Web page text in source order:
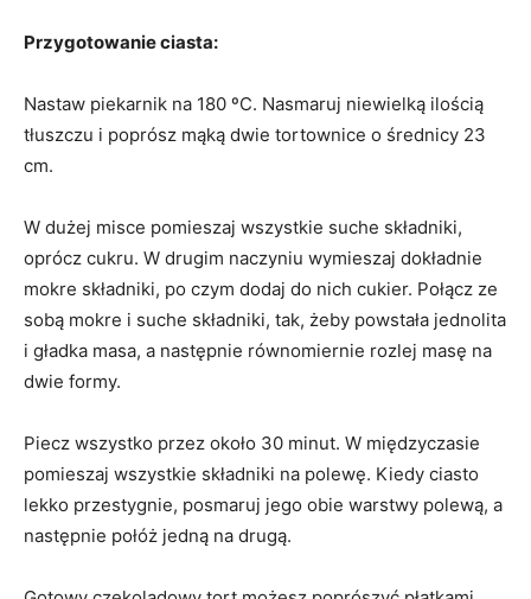
Przygotowanie ciasta:
Nastaw piekarnik na 180 ºC. Nasmaruj niewielką ilością
tłuszczu i poprósz mąką dwie tortownice o średnicy 23
cm.
W dużej misce pomieszaj wszystkie suche składniki,
oprócz cukru. W drugim naczyniu wymieszaj dokładnie
mokre składniki, po czym dodaj do nich cukier. Połącz ze
sobą mokre i suche składniki, tak, żeby powstała jednolita
i gładka masa, a następnie równomiernie rozlej masę na
dwie formy.
Piecz wszystko przez około 30 minut. W międzyczasie
pomieszaj wszystkie składniki na polewę. Kiedy ciasto
lekko przestygnie, posmaruj jego obie warstwy polewą, a
następnie połóż jedną na drugą.